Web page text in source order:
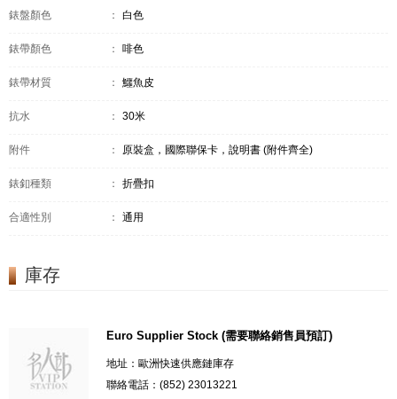
錶盤顏色 ： 白色
錶帶顏色 ： 啡色
錶帶材質 ： 鱷魚皮
抗水 ： 30米
附件 ： 原裝盒，國際聯保卡，說明書 (附件齊全)
錶釦種類 ： 折疊扣
合適性別 ： 通用
庫存
Euro Supplier Stock (需要聯絡銷售員預訂)
地址：歐洲快速供應鏈庫存
聯絡電話：(852) 23013221